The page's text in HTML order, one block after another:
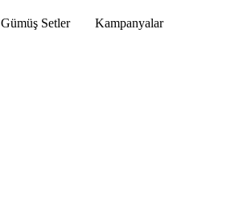
Gümüş Setler Kampanyalar